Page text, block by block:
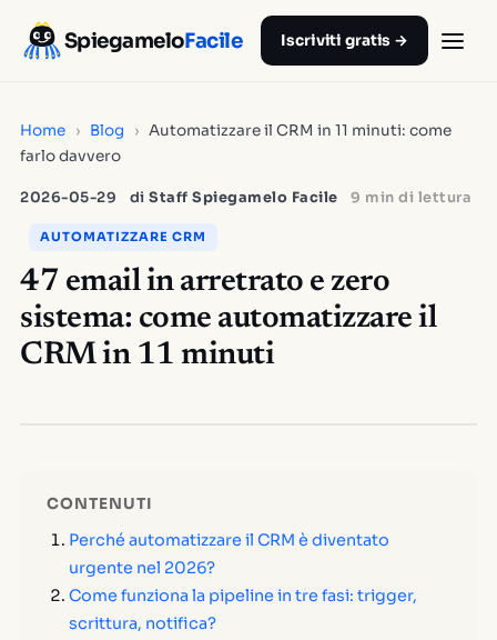
SpiegameloFacile Iscriviti gratis →
Home › Blog › Automatizzare il CRM in 11 minuti: come
farlo davvero
2026-05-29 di Staff Spiegamelo Facile 9 min di lettura
AUTOMATIZZARE CRM
47 email in arretrato e zero
sistema: come automatizzare il
CRM in 11 minuti
CONTENUTI
Perché automatizzare il CRM è diventato
urgente nel 2026?
Come funziona la pipeline in tre fasi: trigger,
scrittura, notifica?